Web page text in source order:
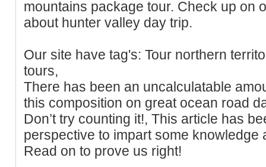
mountains package tour. Check up on
about hunter valley day trip.
Our site have tag's: Tour northern
tours,
There has been an uncalculatable
this composition on great ocean road
Don’t try counting it!, This article has
perspective to impart some knowledge
Read on to prove us right!